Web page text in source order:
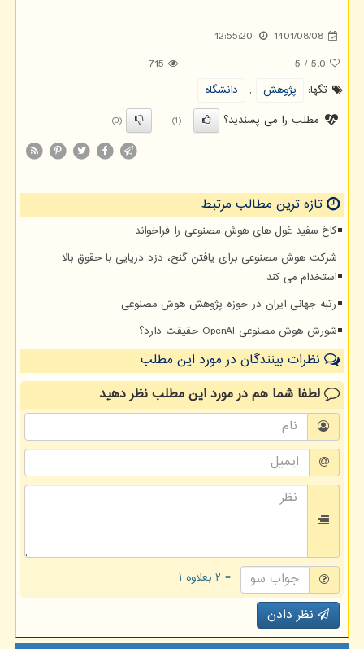
1401/08/08
12:55:20
5.0
/
5
715
تگها:
پژوهش ,
دانشگاه
مطلب را می پسندید؟
(1)
(0)
تازه ترین مطالب مرتبط
کاخ سفید غول های هوش مصنوعی را فراخواند
شرکت هوش مصنوعی برای یافتن گنج، دزد دریایی با حقوق بالا
استخدام می کند
رتبه جهانی ایران در حوزه پژوهش هوش مصنوعی
شورش هوش مصنوعی OpenAI حقیقت دارد؟
نظرات بینندگان در مورد این مطلب
لطفا شما همدر مورد این مطلبنظر دهید
= ۲ بعلاوه ۱
نظر دادن